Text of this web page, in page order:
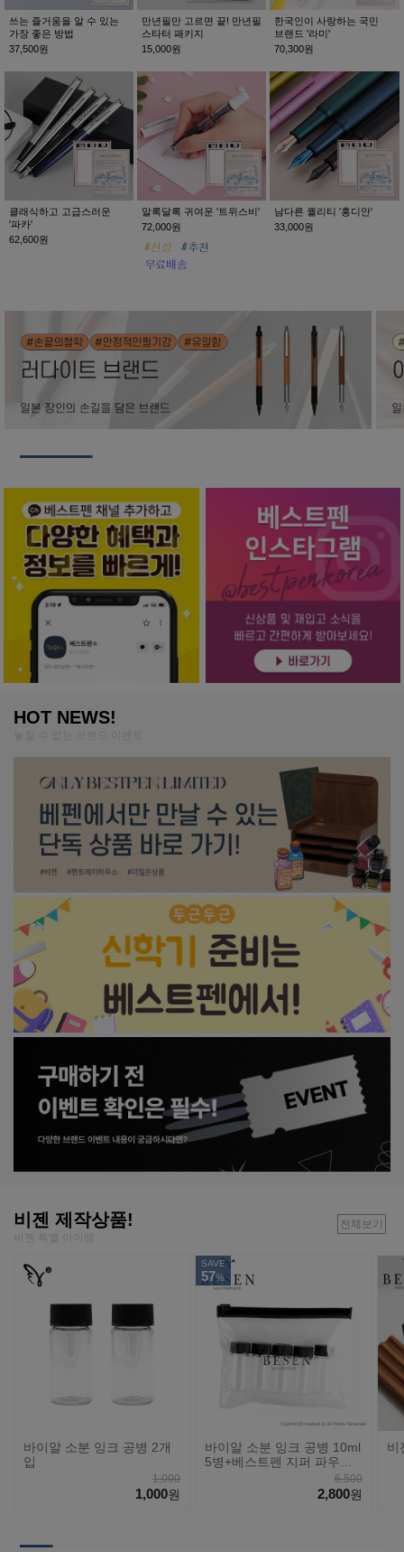
쓰는 즐거움을 알 수 있는
가장 좋은 방법
37,500원
만년필만 고르면 끝! 만년필
스타터 패키지
15,000원
한국인이 사랑하는 국민
브랜드 '라미'
70,300원
클래식하고 고급스러운
'파카'
62,600원
알록달록 귀여운 '트위스비'
72,000원
남다른 퀄리티 '홍디안'
33,000원
HOT NEWS!
비젠 제작상품!
비젠 특별 아이템
전체보기
바이알 소분 잉크 공병 2개
입
1,000
1,000원
SAVE
57%
바이알 소분 잉크 공병 10ml
5병+베스트펜 지퍼 파우치
6,500
2,800원
비